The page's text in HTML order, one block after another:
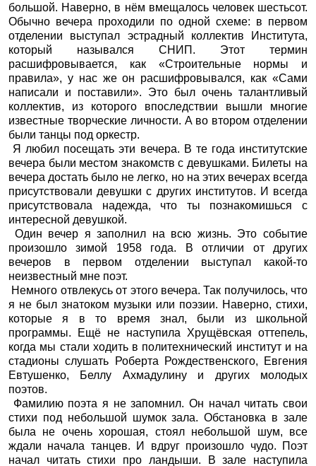
большой. Наверно, в нём вмещалось человек шестьсот.
Обычно вечера проходили по одной схеме: в первом
отделении выступал эстрадный коллектив Института,
который назывался СНИП. Этот термин
расшифровывается, как «Строительные нормы и
правила», у нас же он расшифровывался, как «Сами
написали и поставили». Это был очень талантливый
коллектив, из которого впоследствии вышли многие
известные творческие личности. А во втором отделении
были танцы под оркестр.
Я любил посещать эти вечера. В те года институтские
вечера были местом знакомств с девушками. Билеты на
вечера достать было не легко, но на этих вечерах всегда
присутствовали девушки с других институтов. И всегда
присутствовала надежда, что ты познакомишься с
интересной девушкой.
Один вечер я заполнил на всю жизнь. Это событие
произошло зимой 1958 года. В отличии от других
вечеров в первом отделении выступал какой-то
неизвестный мне поэт.
Немного отвлекусь от этого вечера. Так получилось, что
я не был знатоком музыки или поэзии. Наверно, стихи,
которые я в то время знал, были из школьной
программы. Ещё не наступила Хрущёвская оттепель,
когда мы стали ходить в политехнический институт и на
стадионы слушать Роберта Рождественского, Евгения
Евтушенко, Беллу Ахмадулину и других молодых
поэтов.
Фамилию поэта я не запомнил. Он начал читать свои
стихи под небольшой шумок зала. Обстановка в зале
была не очень хорошая, стоял небольшой шум, все
ждали начала танцев. И вдруг произошло чудо. Поэт
начал читать стихи про ландыши. В зале наступила